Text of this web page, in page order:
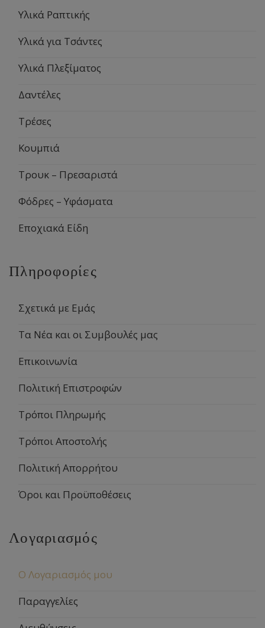
Υλικά Ραπτικής
Υλικά για Τσάντες
Υλικά Πλεξίματος
Δαντέλες
Τρέσες
Κουμπιά
Τρουκ – Πρεσαριστά
Φόδρες – Υφάσματα
Εποχιακά Είδη
Πληροφορίες
Σχετικά με Εμάς
Τα Νέα και οι Συμβουλές μας
Επικοινωνία
Πολιτική Επιστροφών
Τρόποι Πληρωμής
Τρόποι Αποστολής
Πολιτική Απορρήτου
Όροι και Προϋποθέσεις
Λογαριασμός
Ο Λογαριασμός μου
Παραγγελίες